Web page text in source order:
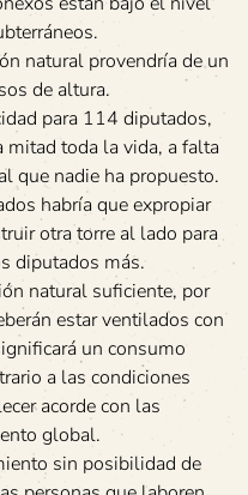
natural provendría de un
de altura.
para 114 diputados,
mitad toda la vida, a falta
que nadie ha propuesto.
habría que expropiar
otra torre al lado para
diputados más.
natural suficiente, por
estar ventilados con
un consumo
a las condiciones
acorde con las
global.
sin posibilidad de